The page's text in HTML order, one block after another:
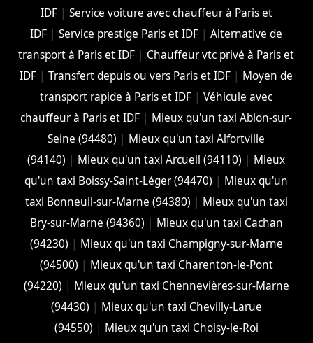
IDF| Service voiture avec chauffeur à Paris et
IDF |Service prestige Paris et IDF |Alternative de
transport à Paris et IDF | Chauffeur vtc privé à Paris et
IDF |Transfert depuis ou vers Paris et IDF | Moyen de
transport rapide à Paris et IDF |Véhicule avec
chauffeur à Paris et IDF | Mieux qu'un taxi Ablon-sur-
Seine (94480) | Mieux qu'un taxi Alfortville
(94140) | Mieux qu'un taxi Arcueil (94110) | Mieux
qu'un taxi Boissy-Saint-Léger (94470) | Mieux qu'un
taxi Bonneuil-sur-Marne (94380) | Mieux qu'un taxi
Bry-sur-Marne (94360) | Mieux qu'un taxi Cachan
(94230) | Mieux qu'un taxi Champigny-sur-Marne
(94500) | Mieux qu'un taxi Charenton-le-Pont
(94220) | Mieux qu'un taxi Chennevières-sur-Marne
(94430) | Mieux qu'un taxi Chevilly-Larue
(94550) | Mieux qu'un taxi Choisy-le-Roi